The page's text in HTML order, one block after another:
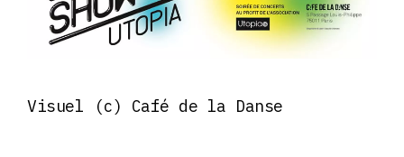
Visuel (c) Café de la Danse